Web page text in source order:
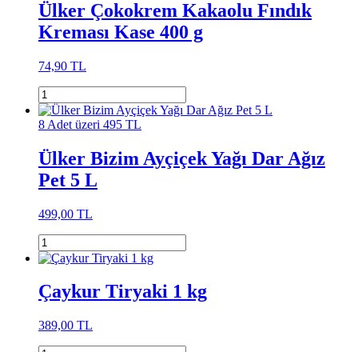
Ülker Çokokrem Kakaolu Fındık
Kreması Kase 400 g
74,90 TL
8 Adet üzeri 495 TL
Ülker Bizim Ayçiçek Yağı Dar Ağız
Pet 5 L
499,00 TL
Çaykur Tiryaki 1 kg
389,00 TL